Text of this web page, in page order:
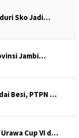
Sko Jadi…
Jambi…
Besi, PTPN …
Cup VI d…